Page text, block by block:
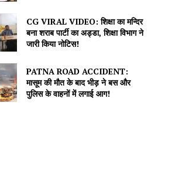
CG VIRAL VIDEO: शिक्षा का मन्दिर
बना शराब पार्टी का अड्डा, शिक्षा विभाग ने
जारी किया नोटिस!
PATNA ROAD ACCIDENT:
मासूम की मौत के बाद भीड़ ने बस और
पुलिस के वाहनों में लगाई आग!